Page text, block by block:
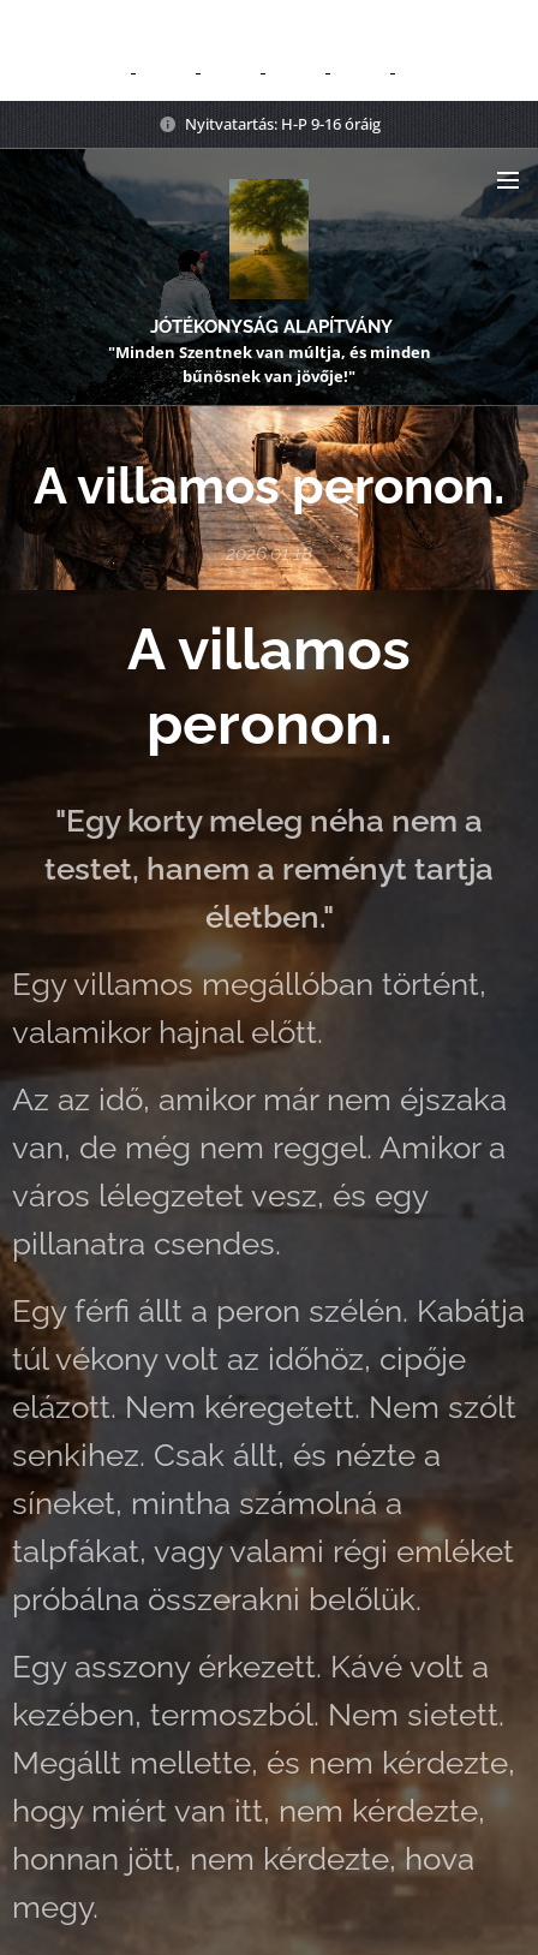
Nyitvatartás: H-P 9-16 óráig
JÓTÉKONYSÁG ALAPÍTVÁNY
"Minden Szentnek van múltja, és minden
bűnösnek van jövője!"
A villamos peronon.
2026.01.18
A villamos
peronon.
"Egy korty meleg néha nem a
testet, hanem a reményt tartja
életben."
Egy villamos megállóban történt,
valamikor hajnal előtt.
Az az idő, amikor már nem éjszaka
van, de még nem reggel. Amikor a
város lélegzetet vesz, és egy
pillanatra csendes.
Egy férfi állt a peron szélén. Kabátja
túl vékony volt az időhöz, cipője
elázott. Nem kéregetett. Nem szólt
senkihez. Csak állt, és nézte a
síneket, mintha számolná a
talpfákat, vagy valami régi emléket
próbálna összerakni belőlük.
Egy asszony érkezett. Kávé volt a
kezében, termoszból. Nem sietett.
Megállt mellette, és nem kérdezte,
hogy miért van itt, nem kérdezte,
honnan jött, nem kérdezte, hova
megy.